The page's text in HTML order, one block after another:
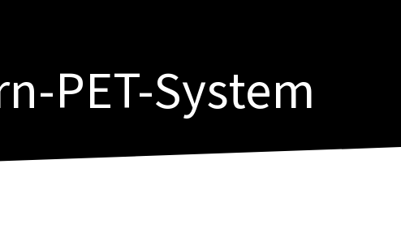
PET-System